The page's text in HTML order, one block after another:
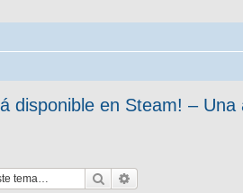
disponible en Steam! –
Buscar